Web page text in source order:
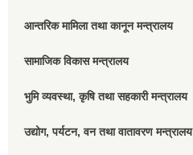
आन्तरिक मामिला तथा कानून मन्त्रालय
सामाजिक विकास मन्त्रालय
भुमि व्यवस्था, कृषि तथा सहकारी मन्त्रालय
उद्योग, पर्यटन, वन तथा वातावरण मन्त्रालय